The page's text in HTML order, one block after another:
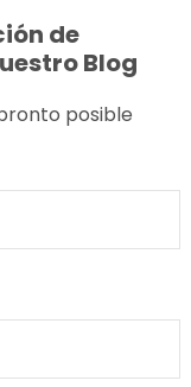
de
Blog
posible